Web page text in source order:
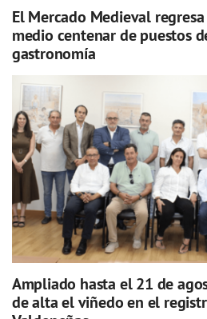
El Mercado Medieval
medio centenar de puestos
gastronomía
Ampliado hasta el 21 de
de alta el viñedo en el